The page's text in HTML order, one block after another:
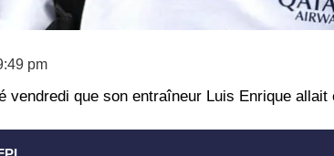
pm
vendredi que son entraîneur Luis Enrique